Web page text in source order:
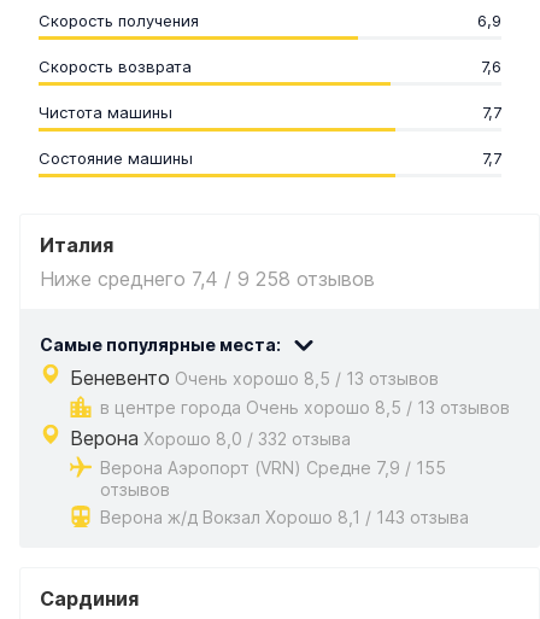
Скорость получения 6,9
Скорость возврата 7,6
Чистота машины 7,7
Состояние машины 7,7
Италия
Ниже среднего 7,4 / 9 258 отзывов
Самые популярные места:
Беневенто Очень хорошо 8,5 / 13 отзывов
в центре города Очень хорошо 8,5 / 13 отзывов
Верона Хорошо 8,0 / 332 отзыва
Верона Аэропорт (VRN) Средне 7,9 / 155
отзывов
Верона ж/д Вокзал Хорошо 8,1 / 143 отзыва
Сардиния